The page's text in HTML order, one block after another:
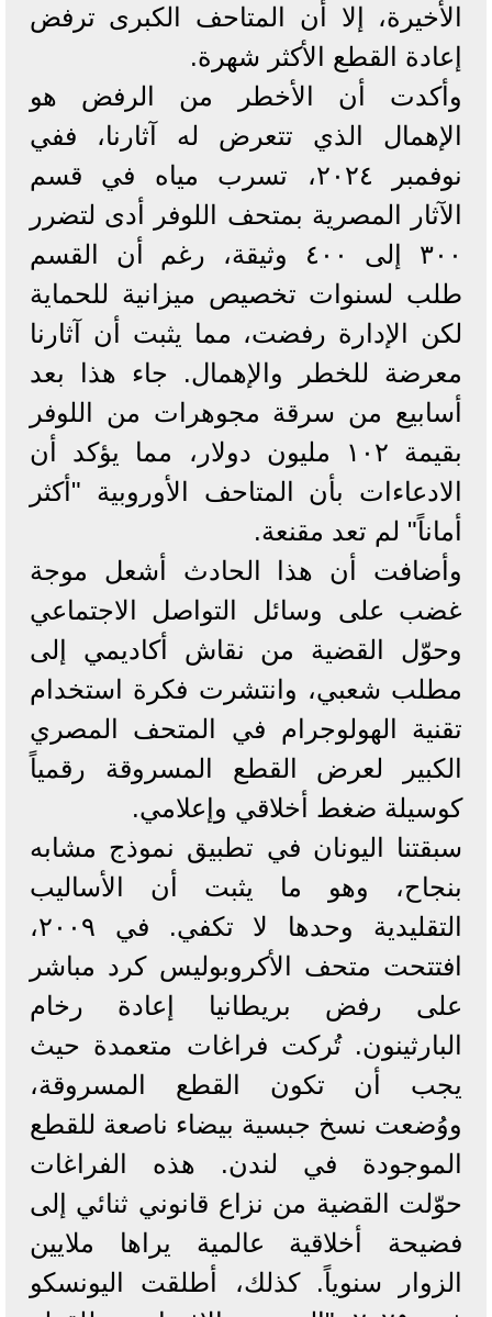
الأخيرة، إلا أن المتاحف الكبرى ترفض
إعادة القطع الأكثر شهرة.
وأكدت أن الأخطر من الرفض هو
الإهمال الذي تتعرض له آثارنا، ففي
نوفمبر ٢٠٢٤، تسرب مياه في قسم
الآثار المصرية بمتحف اللوفر أدى لتضرر
٣٠٠ إلى ٤٠٠ وثيقة، رغم أن القسم
طلب لسنوات تخصيص ميزانية للحماية
لكن الإدارة رفضت، مما يثبت أن آثارنا
معرضة للخطر والإهمال. جاء هذا بعد
أسابيع من سرقة مجوهرات من اللوفر
بقيمة ١٠٢ مليون دولار، مما يؤكد أن
الادعاءات بأن المتاحف الأوروبية "أكثر
أماناً" لم تعد مقنعة.
وأضافت أن هذا الحادث أشعل موجة
غضب على وسائل التواصل الاجتماعي
وحوّل القضية من نقاش أكاديمي إلى
مطلب شعبي، وانتشرت فكرة استخدام
تقنية الهولوجرام في المتحف المصري
الكبير لعرض القطع المسروقة رقمياً
كوسيلة ضغط أخلاقي وإعلامي.
سبقتنا اليونان في تطبيق نموذج مشابه
بنجاح، وهو ما يثبت أن الأساليب
التقليدية وحدها لا تكفي. في ٢٠٠٩،
افتتحت متحف الأكروبوليس كرد مباشر
على رفض بريطانيا إعادة رخام
البارثينون. تُركت فراغات متعمدة حيث
يجب أن تكون القطع المسروقة،
ووُضعت نسخ جبسية بيضاء ناصعة للقطع
الموجودة في لندن. هذه الفراغات
حوّلت القضية من نزاع قانوني ثنائي إلى
فضيحة أخلاقية عالمية يراها ملايين
الزوار سنوياً. كذلك، أطلقت اليونسكو